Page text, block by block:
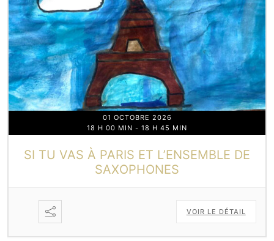
01 OCTOBRE 2026
18 H 00 MIN - 18 H 45 MIN
SI TU VAS À PARIS ET L’ENSEMBLE DE
SAXOPHONES
VOIR LE DÉTAIL